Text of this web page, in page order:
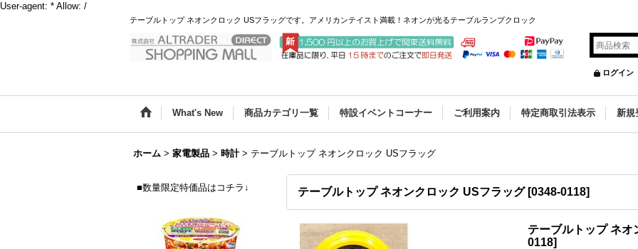
User-agent: * Allow: /
テーブルトップ ネオンクロック USフラッグです。アメリカンテイスト満載！ネオンが光るテーブルランプクロック
ログイン
What's New 商品カテゴリ一覧 特設イベントコーナー ご利用案内 特定商取引法表示 新規
ホーム > 家電製品 > 時計 > テーブルトップ ネオンクロック USフラッグ
■数量限定特価品はコチラ↓ テーブルトップ ネオンクロック USフラッグ [0348-0118]
テーブルトップ ネ
0118]